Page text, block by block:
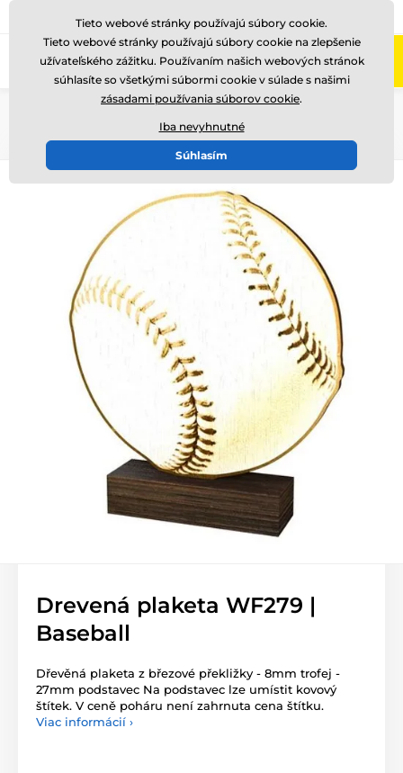
Zavolajte nám (Po-Pi 8-17) +421220255160
Drevená plaketa WF279 |
Baseball
Dřevěná plaketa z březové překližky - 8mm trofej -
27mm podstavec Na podstavec lze umístit kovový
štítek. V ceně poháru není zahrnuta cena štítku.
Viac informácií ›
Tieto webové stránky používajú súbory cookie.
Tieto webové stránky používajú súbory cookie na zlepšenie
užívateľského zážitku. Používaním našich webových stránok
súhlasíte so všetkými súbormi cookie v súlade s našimi
zásadami používania súborov cookie.
Iba nevyhnutné
Súhlasím